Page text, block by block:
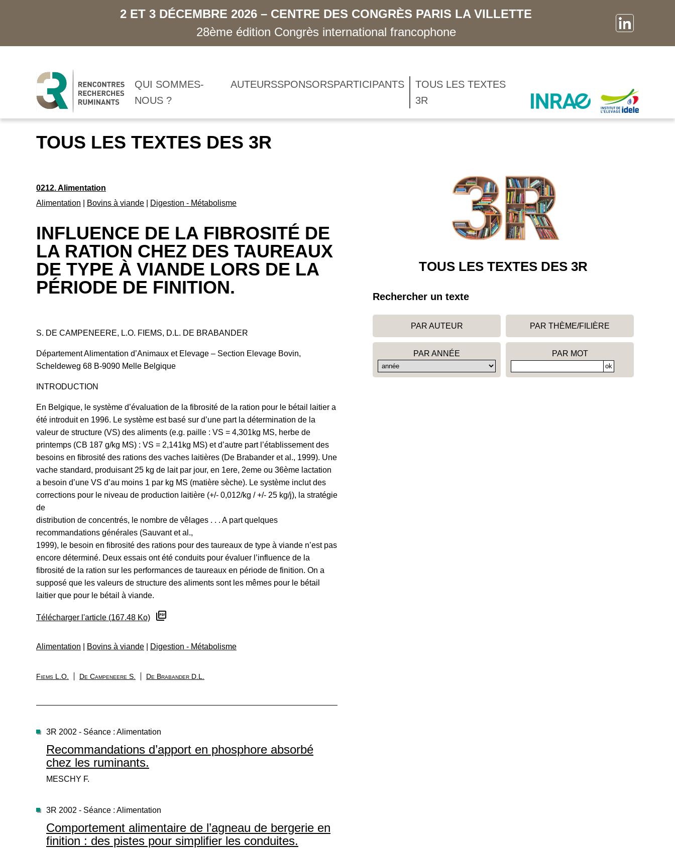
2 ET 3 DÉCEMBRE 2026 – CENTRE DES CONGRÈS PARIS LA VILLETTE
28ème édition Congrès international francophone
QUI SOMMES-
NOUS ?
AUTEURSSPONSORSPARTICIPANTS
TOUS LES TEXTES
3R
TOUS LES TEXTES DES 3R
0212. Alimentation
Alimentation
Bovins à viande Digestion - Métabolisme
INFLUENCE DE LA FIBROSITÉ DE
LA RATION CHEZ DES TAUREAUX
DE TYPE À VIANDE LORS DE LA
PÉRIODE DE FINITION.
S. DE CAMPENEERE, L.O. FIEMS, D.L. DE BRABANDER
Département Alimentation d’Animaux et Elevage – Section Elevage Bovin,
Scheldeweg 68 B-9090 Melle Belgique
INTRODUCTION
En Belgique, le système d’évaluation de la fibrosité de la ration pour le bétail laitier a
été introduit en 1996. Le système est basé sur d’une part la détermination de la
valeur de structure (VS) des aliments (e.g. paille : VS = 4,301kg MS, herbe de
printemps (CB 187 g/kg MS) : VS = 2,141kg MS) et d’autre part l’établissement des
besoins en fibrosité des rations des vaches laitières (De Brabander et al., 1999). Une
vache standard, produisant 25 kg de lait par jour, en 1ere, 2eme ou 36ème lactation
a besoin d’une VS d’au moins 1 par kg MS (matière sèche). Le système inclut des
corrections pour le niveau de production laitière (+/- 0,012/kg / +/- 25 kg/j), la stratégie
de
distribution de concentrés, le nombre de vêlages . . . A part quelques
recommandations générales (Sauvant et al.,
1999), le besoin en fibrosité des rations pour des taureaux de type à viande n’est pas
encore déterminé. Deux essais ont été conduits pour évaluer l’influence de la
fibrosité de la ration sur les performances de taureaux en période de finition. On a
supposé que les valeurs de structure des aliments sont les mêmes pour le bétail
laitier que pour le bétail à viande.
Télécharger l'article (167.48 Ko)
Alimentation Bovins à viande Digestion - Métabolisme
Fiems L.O. De Campeneere S. De Brabander D.L.
TOUS LES TEXTES DES 3R
Rechercher un texte
PAR AUTEUR PAR THÈME/FILIÈRE
PAR ANNÉE PAR MOT
3R 2002 - Séance : Alimentation
Recommandations d’apport en phosphore absorbé
chez les ruminants.
MESCHY F.
3R 2002 - Séance : Alimentation
Comportement alimentaire de l’agneau de bergerie en
finition : des pistes pour simplifier les conduites.